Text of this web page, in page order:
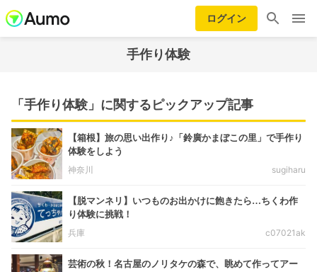
ログイン
手作り体験
「手作り体験」に関するピックアップ記事
【箱根】旅の思い出作り♪「鈴廣かまぼこの里」で手作り
体験をしよう
神奈川
sugiharu
【脱マンネリ】いつものお出かけに飽きたら…ちくわ作
り体験に挑戦！
兵庫
c07021ak
芸術の秋！名古屋のノリタケの森で、眺めて作ってアー